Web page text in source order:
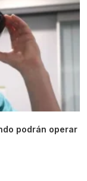
podrán operar